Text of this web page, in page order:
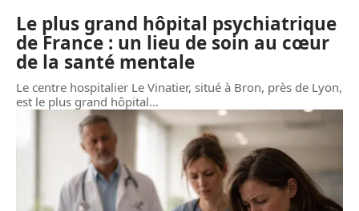
Le plus grand hôpital psychiatrique
de France : un lieu de soin au cœur
de la santé mentale
Le centre hospitalier Le Vinatier, situé à Bron, près de Lyon,
est le plus grand hôpital…